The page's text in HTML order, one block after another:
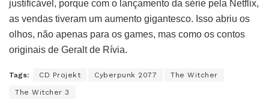
justificável, porque com o lançamento da série pela Netflix,
as vendas tiveram um aumento gigantesco. Isso abriu os
olhos, não apenas para os games, mas como os contos
originais de Geralt de Rívia.
Tags: CD Projekt Cyberpunk 2077 The Witcher
The Witcher 3